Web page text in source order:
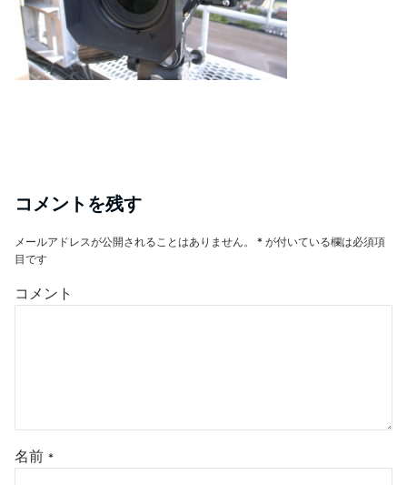
コメントを残す
メールアドレスが公開されることはありません。 * が付いている欄は必須項
目です
コメント
名前 *